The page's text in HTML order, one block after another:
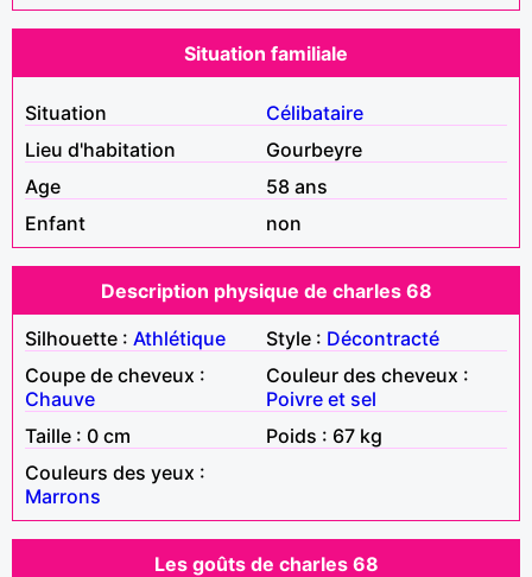
Situation familiale
Situation
Célibataire
Lieu d'habitation
Gourbeyre
Age
58 ans
Enfant
non
Description physique de charles 68
Silhouette : Athlétique Style : Décontracté
Coupe de cheveux :
Chauve
Couleur des cheveux :
Poivre et sel
Taille : 0 cm
Poids : 67 kg
Couleurs des yeux :
Marrons
Les goûts de charles 68